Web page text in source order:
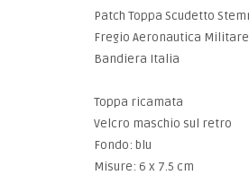
Patch Toppa Scudetto
Fregio Aeronautica
Bandiera Italia
Toppa ricamata
Velcro maschio sul retro
Fondo: blu
Misure: 6 x 7.5 cm